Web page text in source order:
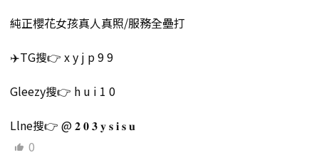
純正櫻花女孩真人真照/服務全壘打
✈️TG搜👉 x y j p 9 9
Gleezy搜👉 h u i 1 0
Llne搜👉 @ 𝟐 𝟎 𝟑 𝐲 𝐬 𝐢 𝐬 𝐮
0